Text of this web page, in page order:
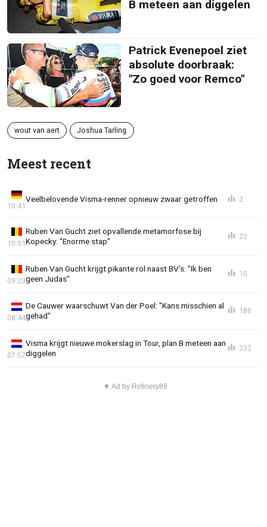
B meteen aan diggelen
Patrick Evenepoel ziet
absolute doorbraak:
"Zo goed voor Remco"
wout van aert Joshua Tarling
Meest recent
Veelbelovende Visma-renner opnieuw zwaar getroffen
10:41
2
Ruben Van Gucht ziet opvallende metamorfose bij
Kopecky: "Enorme stap"
10:01
22
Ruben Van Gucht krijgt pikante rol naast BV's: "Ik ben
geen Judas"
09:23
15
De Cauwer waarschuwt Van der Poel: "Kans misschien al
gehad"
08:44
180
Visma krijgt nieuwe mokerslag in Tour, plan B meteen aan
diggelen
07:57
232
▼ Ad by Refinery89